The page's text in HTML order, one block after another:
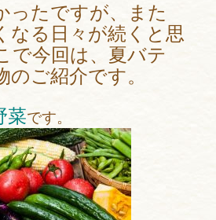
ったですが、また
なる日々が続くと思
で今回は、夏バテ
のご紹介です。
菜です。